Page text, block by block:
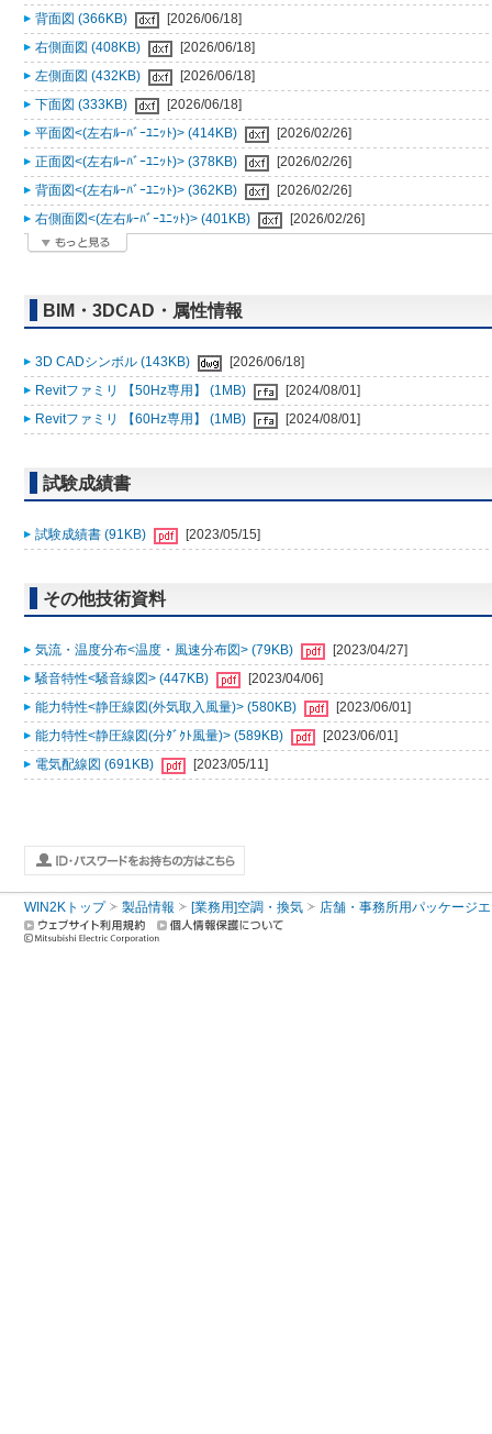
背面図 (366KB)
[2026/06/18]
右側面図 (408KB)
[2026/06/18]
左側面図 (432KB)
[2026/06/18]
下面図 (333KB)
[2026/06/18]
平面図<(左右ﾙｰﾊﾞｰﾕﾆｯﾄ)> (414KB)
[2026/02/26]
正面図<(左右ﾙｰﾊﾞｰﾕﾆｯﾄ)> (378KB)
[2026/02/26]
背面図<(左右ﾙｰﾊﾞｰﾕﾆｯﾄ)> (362KB)
[2026/02/26]
右側面図<(左右ﾙｰﾊﾞｰﾕﾆｯﾄ)> (401KB)
[2026/02/26]
BIM・3DCAD・属性情報
3D CADシンボル (143KB)
[2026/06/18]
Revitファミリ 【50Hz専用】 (1MB)
[2024/08/01]
Revitファミリ 【60Hz専用】 (1MB)
[2024/08/01]
試験成績書
試験成績書 (91KB) [2023/05/15]
その他技術資料
気流・温度分布<温度・風速分布図> (79KB)
[2023/04/27]
騒音特性<騒音線図> (447KB)
[2023/04/06]
能力特性<静圧線図(外気取入風量)> (580KB)
[2023/06/01]
能力特性<静圧線図(分ﾀﾞｸﾄ風量)> (589KB)
[2023/06/01]
電気配線図 (691KB)
[2023/05/11]
WIN2Kトップ 製品情報 [業務用]空調・換気 店舗・事務所用パッケージ